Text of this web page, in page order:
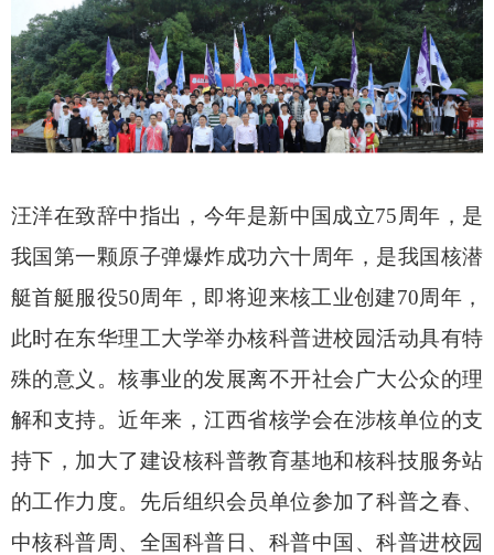
汪洋在致辞中指出 ，今年是新中国成立75周年，是
我国第一颗原子弹爆炸成功六十周年，是我国核潜
艇首艇服役50周年，即将迎来核工业创建70周年，
此时在东华理工大学举办核科普进校园活动具有特
殊的意义 。核事业的发展离不开社会广大公众的理
解和支持。近年来，江西省核学会在涉核单位的支
持下，加大了建设核科普教育基地和核科技服务站
的工作力度。 先后组织会员单位参加了科普之春、
中核科普周、全国科普日、科普中国、科普进校园